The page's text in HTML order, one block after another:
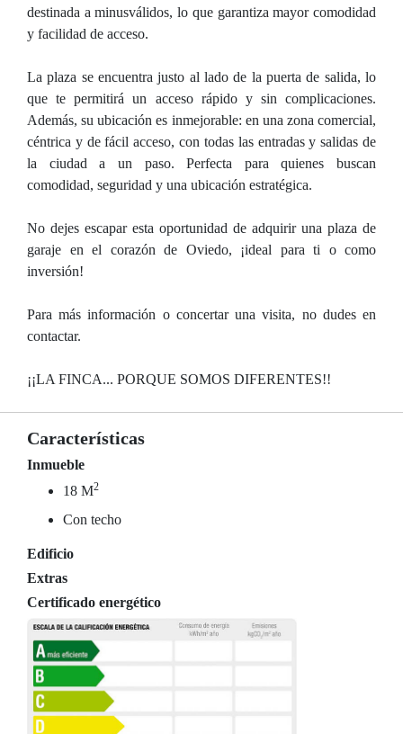
destinada a minusválidos, lo que garantiza mayor comodidad
y facilidad de acceso.
La plaza se encuentra justo al lado de la puerta de salida, lo
que te permitirá un acceso rápido y sin complicaciones.
Además, su ubicación es inmejorable: en una zona comercial,
céntrica y de fácil acceso, con todas las entradas y salidas de
la ciudad a un paso. Perfecta para quienes buscan
comodidad, seguridad y una ubicación estratégica.
No dejes escapar esta oportunidad de adquirir una plaza de
garaje en el corazón de Oviedo, ¡ideal para ti o como
inversión!
Para más información o concertar una visita, no dudes en
contactar.
¡¡LA FINCA... PORQUE SOMOS DIFERENTES!!
Características
Inmueble
18 M2
Con techo
Edificio
Extras
Certificado energético